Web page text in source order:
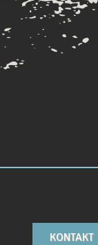
KONTAKT